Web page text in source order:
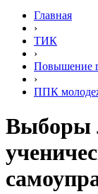
Главная
›
ТИК
›
Повышение
›
ППК
Выборы